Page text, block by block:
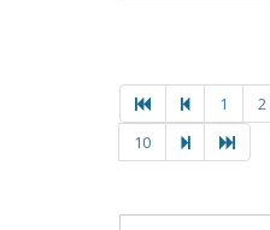
1 2
10